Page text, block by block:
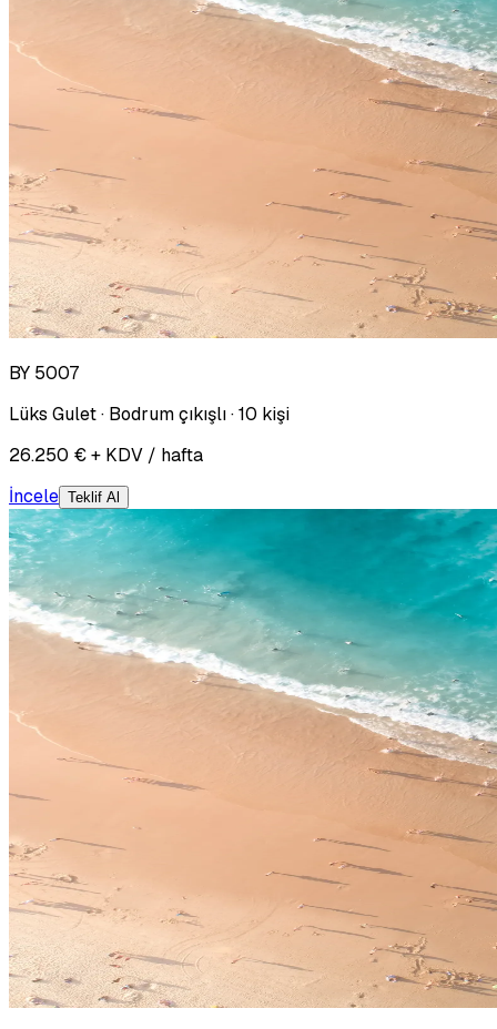
BY 5007
Lüks Gulet · Bodrum çıkışlı · 10 kişi
26.250 € + KDV / hafta
İncele Teklif Al